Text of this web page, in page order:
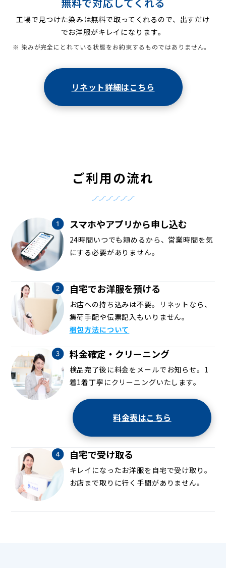
工場で見つけた染みは無料で取ってくれるので、出すだけ
でお洋服がキレイになります。
※ 染みが完全にとれている状態をお約束するものではありません。
リネット詳細はこちら
ご利用の流れ
スマホやアプリから申し込む
24時間いつでも頼めるから、営業時間を気
にする必要がありません。
自宅でお洋服を預ける
お店への持ち込みは不要。リネットなら、
集荷手配や伝票記入もいりません。
梱包方法について
料金確定・クリーニング
検品完了後に料金をメールでお知らせ。1
着1着丁寧にクリーニングいたします。
料金表はこちら
自宅で受け取る
キレイになったお洋服を自宅で受け取り。
お店まで取りに行く手間がありません。